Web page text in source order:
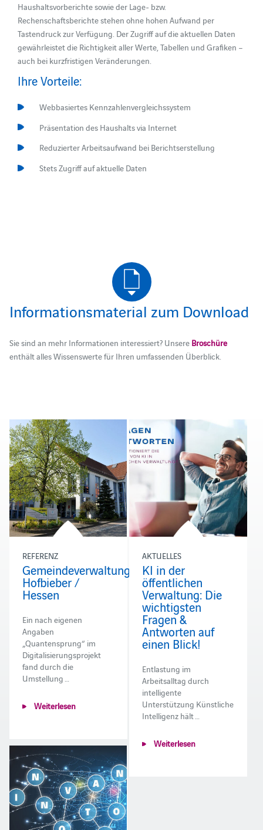
Haushaltsvorberichte sowie der Lage- bzw.
Rechenschaftsberichte stehen ohne hohen Aufwand per
Tastendruck zur Verfügung. Der Zugriff auf die aktuellen Daten
gewährleistet die Richtigkeit aller Werte, Tabellen und Grafiken –
auch bei kurzfristigen Veränderungen.
Ihre Vorteile:
Webbasiertes Kennzahlenvergleichssystem
Präsentation des Haushalts via Internet
Reduzierter Arbeitsaufwand bei Berichtserstellung
Stets Zugriff auf aktuelle Daten
Informationsmaterial zum Download
Sie sind an mehr Informationen interessiert? Unsere Broschüre
enthält alles Wissenswerte für Ihren umfassenden Überblick.
REFERENZ
Gemeindeverwaltung
Hofbieber /
Hessen
Ein nach eigenen
Angaben
„Quantensprung“ im
Digitalisierungsprojekt
fand durch die
Umstellung …
Weiterlesen
AKTUELLES
KI in der
öffentlichen
Verwaltung: Die
wichtigsten
Fragen &
Antworten auf
einen Blick!
Entlastung im
Arbeitsalltag durch
intelligente
Unterstützung Künstliche
Intelligenz hält …
Weiterlesen